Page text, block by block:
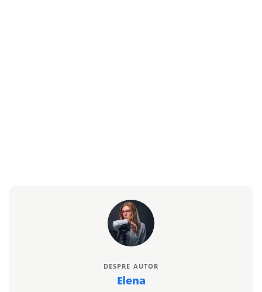
DESPRE AUTOR
Elena